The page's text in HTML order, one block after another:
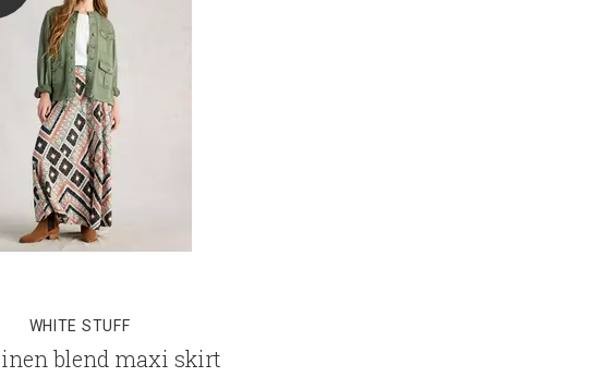
WHITE STUFF
blend maxi skirt